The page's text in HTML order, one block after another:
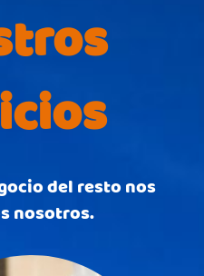
del resto nos
nosotros.